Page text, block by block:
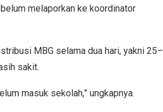
melaporkan ke koordinator
MBG selama dua hari, yakni 25–
sakit.
masuk sekolah,” ungkapnya.